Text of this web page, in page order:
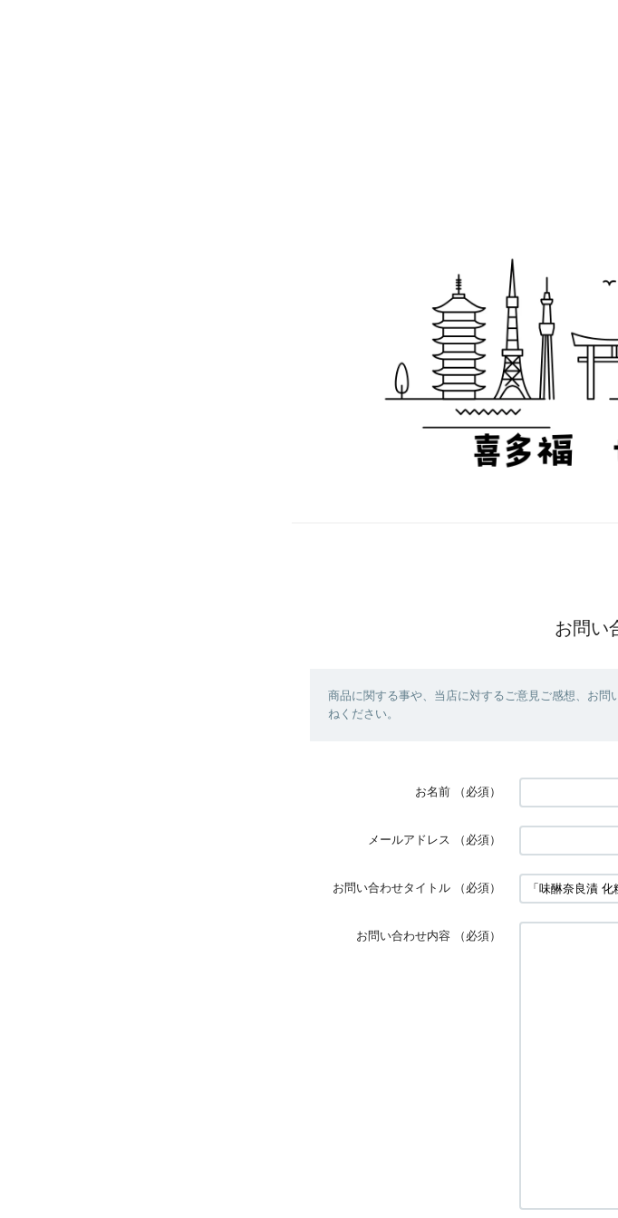
お問い
商品に関する事や、当店に対するご意見ご感想、お
ねください。
お名前 （必須）
メールアドレス （必須）
お問い合わせタイトル （必須）
お問い合わせ内容 （必須）